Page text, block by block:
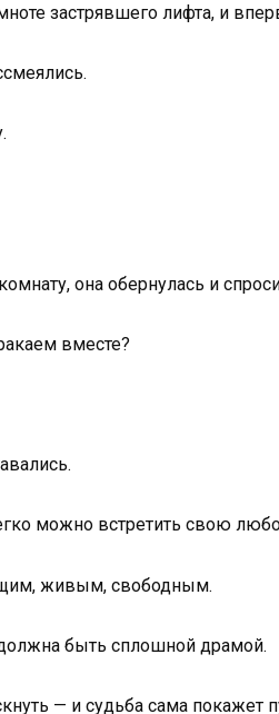
застрявшего лифта, и
она обернулась и
вместе?
можно встретить свою
живым, свободным.
быть сплошной драмой.
— и судьба сама покажет